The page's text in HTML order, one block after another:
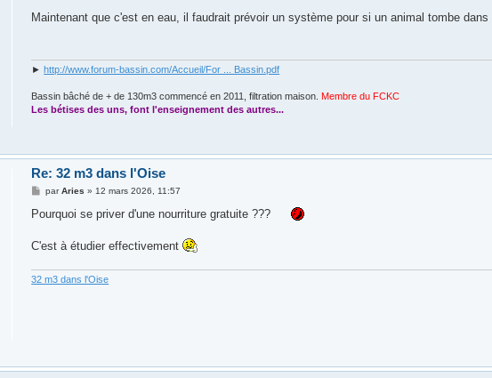
s
Maintenant que c'est en eau, il faudrait prévoir un système pour si un animal tombe
►http://www.forum-bassin.com/Accueil/For ... Bassin.pdf
Bassin bâché de + de 130m3 commencé en 2011, filtration maison. Membre du FCKC
Les bétises des uns, font l'enseignement des autres...
Re: 32 m3 dans l'Oise
M
s
g
parAries » 12 mars 2026, 11:57
Pourquoi se priver d'une nourriture gratuite ???
C'est à étudier effectivement
32 m3 dans l'Oise